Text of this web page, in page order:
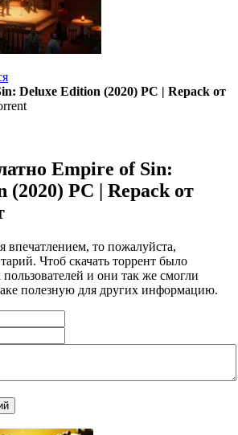
Deluxe Edition (2020) PC | Repack от
Empire of Sin:
(2020) PC | Repack от
впечатлением, то пожалуйста,
Чтоб скачать торрент было
и они так же смогли
полезную для других информацию.